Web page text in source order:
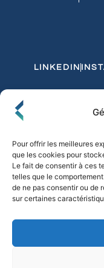
Pour offrir les meilleures
que les cookies pour
Le fait de consentir à ces
telles que le
de ne pas consentir ou de
sur certaines
LINKEDIN
Politique de
© 2026